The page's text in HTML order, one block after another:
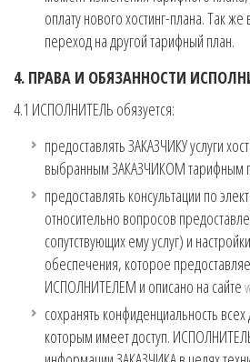
оплату нового хостинг-плана. Так
переход на другой тарифный план.
4. ПРАВА И ОБЯЗАННОСТИ
4.1 ИСПОЛНИТЕЛЬ обязуется:
предоставлять ЗАКАЗЧИКУ услуги
выбранным ЗАКАЗЧИКОМ тарифным
предоставлять консультации по
относительно вопросов
сопутствующих ему услуг) и
обеспечения, которое
ИСПОЛНИТЕЛЕМ и описано на сайте
сохранять конфиденциальность
которым имеет доступ.